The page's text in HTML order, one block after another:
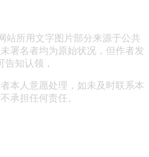
站所用文字图片部分来源于公共
署名者均为原始状况，但作者发
告知认领，
本人意愿处理，如未及时联系本
承担任何责任。